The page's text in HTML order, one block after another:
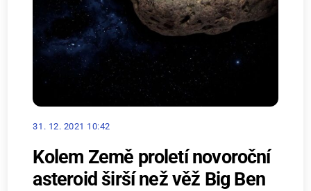
31. 12. 2021 10:42
Kolem Země proletí novoroční
asteroid širší než věž Big Ben